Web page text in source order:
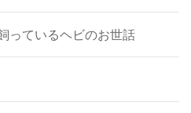
っているヘビのお世話